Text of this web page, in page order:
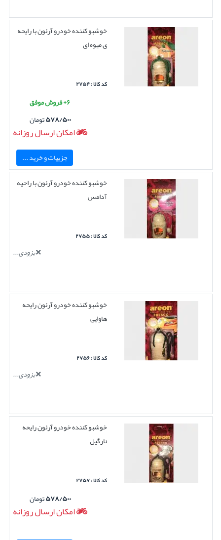
خوشبو کننده خودرو آرئون با رایحه
ی میوه ای
کد کالا : ۲۷۵۴
۶+ فروش موفق
۵۷۸/۵۰۰تومان
امکان ارسال روزانه
جزییات و خرید ...
خوشبو کننده خودرو آرئون با راحیه
آدامس
کد کالا : ۲۷۵۵
بزودی...
خوشبو کننده خودرو آرئون رایحه
هاوایی
کد کالا : ۲۷۵۶
بزودی...
خوشبو کننده خودرو آرئون رایحه
نارگیل
کد کالا : ۲۷۵۷
۵۷۸/۵۰۰تومان
امکان ارسال روزانه